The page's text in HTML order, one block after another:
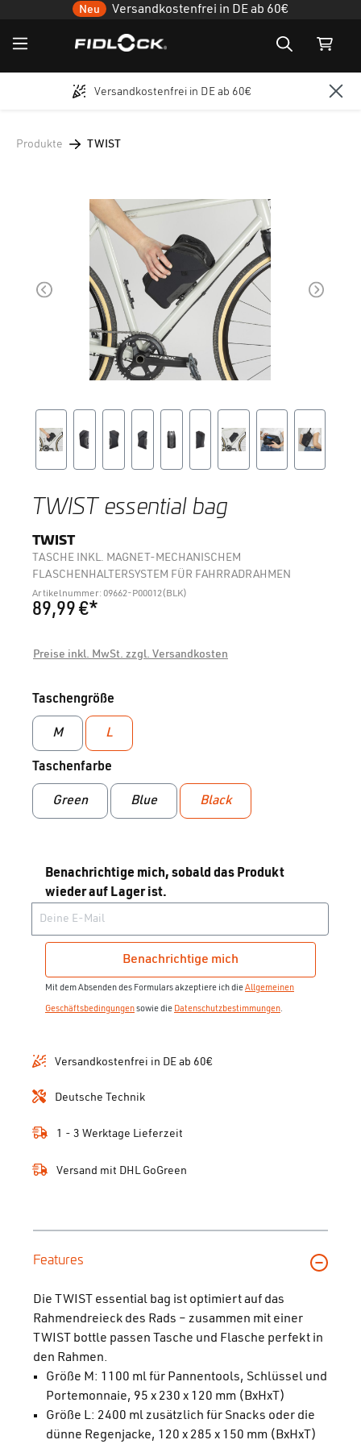
Zum Hauptinhalt springen
Neu Versandkostenfrei in DE ab 60€
Versandkostenfrei in DE ab 60€
Produkte TWIST
Bildergalerie überspringen
TWIST essential bag
TWIST
TASCHE INKL. MAGNET-MECHANISCHEM
FLASCHENHALTERSYSTEM FÜR FAHRRADRAHMEN
Artikelnummer: 09662-P00012(BLK)
89,99 €*
Preise inkl. MwSt. zzgl. Versandkosten
Taschengröße
M L
Taschenfarbe
Green Blue Black
Benachrichtige mich, sobald das Produkt
wieder auf Lager ist.
Benachrichtige mich
Mit dem Absenden des Formulars akzeptiere ich dieAllgemeinen
Geschäftsbedingungensowie die Datenschutzbestimmungen.
Versandkostenfrei in DE ab 60€
Deutsche Technik
1 - 3 Werktage Lieferzeit
Versand mit DHL GoGreen
Features
Die TWIST essential bag ist optimiert auf das
Rahmendreieck des Rads – zusammen mit einer
TWIST bottle passen Tasche und Flasche perfekt in
den Rahmen.
Größe M: 1100 ml für Pannentools, Schlüssel und
Portemonnaie, 95 x 230 x 120 mm (BxHxT)
Größe L: 2400 ml zusätzlich für Snacks oder die
dünne Regenjacke, 120 x 285 x 150 mm (BxHxT)